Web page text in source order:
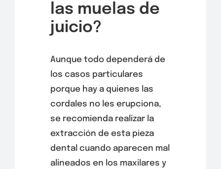
las muelas de
juicio?
Aunque todo dependerá de
los casos particulares
porque hay a quienes las
cordales no les erupciona,
se recomienda realizar la
extracción de esta pieza
dental cuando aparecen mal
alineados en los maxilares y